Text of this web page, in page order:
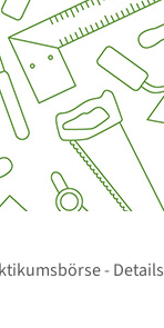
- Details